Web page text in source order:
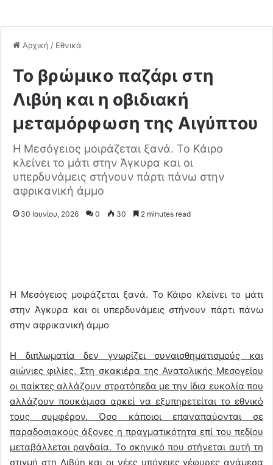
Αρχική / Εθνικά
Το βρώμικο παζάρι στη
Λιβύη και η οβιδιακή
μεταμόρφωση της Αιγύπτου
Η Μεσόγειος μοιράζεται ξανά. Το Κάιρο
κλείνει το μάτι στην Άγκυρα και οι
υπερδυνάμεις στήνουν πάρτι πάνω στην
αφρικανική άμμο
30 Ιουνίου, 2026 0 30 2 minutes read
Η Μεσόγειος μοιράζεται ξανά. Το Κάιρο κλείνει το μάτι
στην Άγκυρα και οι υπερδυνάμεις στήνουν πάρτι πάνω
στην αφρικανική άμμο
Η διπλωματία δεν γνωρίζει συναισθηματισμούς και
αιώνιες φιλίες. Στη σκακιέρα της Ανατολικής Μεσογείου
οι παίκτες αλλάζουν στρατόπεδα με την ίδια ευκολία που
αλλάζουν πουκάμισα αρκεί να εξυπηρετείται το εθνικό
τους συμφέρον. Όσο κάποιοι επαναπαύονται σε
παραδοσιακούς άξονες η πραγματικότητα επί του πεδίου
μεταβάλλεται ραγδαία. Το σκηνικό που στήνεται αυτή τη
στιγμή στη Λιβύη και οι νέες υπόγειες γέφυρες ανάμεσα